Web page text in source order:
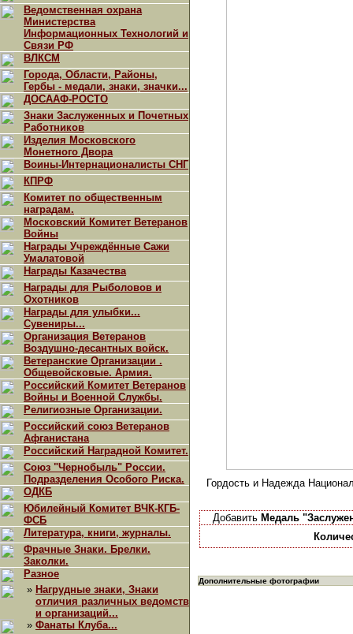
Ведомственная охрана
Министерства
Информационных Технологий и
Связи РФ
ВЛКСМ
Города, Области, Районы,
Гербы - медали, знаки, значки...
ДОСААФ-РОСТО
Знаки Заслуженных и Почетных
Работников
Изделия Московского
Монетного Двора
Воины-Интернационалисты СНГ
КПРФ
Комитет по общественным
наградам.
Московский Комитет Ветеранов
Войны
Награды Учреждённые Сажи
Умалатовой
Награды Казачества
Награды для Рыболовов и
Охотников
Награды для улыбки...
Сувениры...
Организация Ветеранов
Воздушно-десантных войск.
Ветеранские Организации .
Общевойсковые. Армия.
Российский Комитет Ветеранов
Войны и Военной Службы.
Религиозные Организации.
Российский союз Ветеранов
Афганистана
Российский Наградной Комитет.
Союз "Чернобыль" России.
Подразделения Особого Риска.
ОДКБ
Юбилейный Комитет ВЧК-КГБ-
ФСБ
Литература, книги, журналы.
Фрачные Знаки. Брелки.
Заколки.
Разное
» Нагрудные знаки, Знаки
отличия различных ведомств
и организаций...
» Фанаты Клуба...
Гордость и Надежда
Добавить Медаль
Дополнительные фотографии